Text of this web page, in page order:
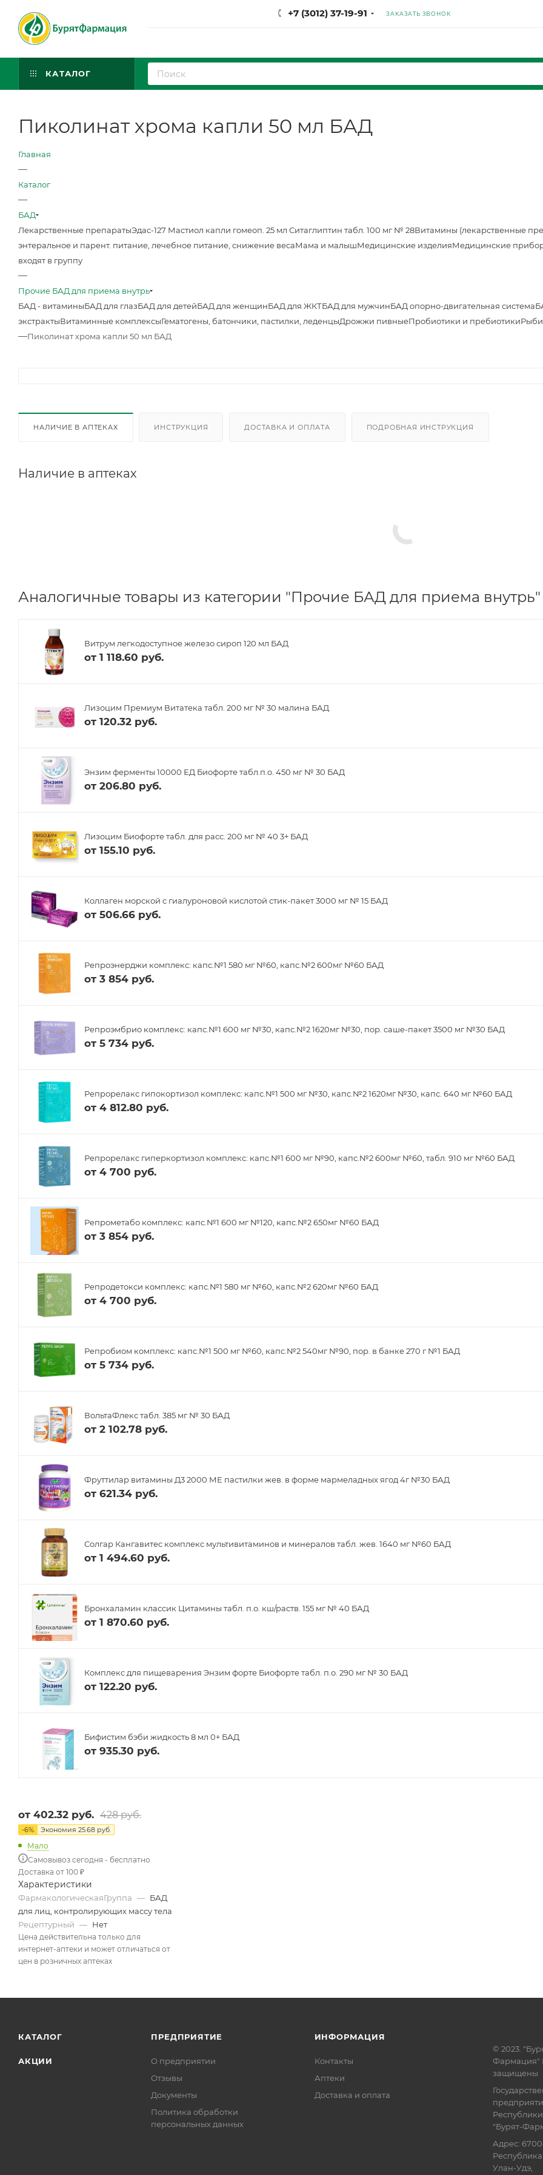
+7 (3012) 37-19-91 ЗАКАЗАТЬ ЗВОНОК
КАТАЛОГ
Пиколинат хрома капли 50 мл БАД
Главная
—
Каталог
—
БАД
Лекарственные препаратыЭдас-127 Мастиол капли гомеоп. 25 мл Ситаглиптин табл. 100 мг № 28Витамины (лекарственные
энтеральное и парент. питание, лечебное питание, снижение весаМама и малышМедицинские изделияМедицинские
входят в группу
—
Прочие БАД для приема внутрь
БАД - витаминыБАД для глазБАД для детейБАД для женщинБАД для ЖКТБАД для мужчинБАД опорно-двигательная система
экстрактыВитаминные комплексыГематогены, батончики, пастилки, леденцыДрожжи пивныеПробиотики и пребиотики
—Пиколинат хрома капли 50 мл БАД
НАЛИЧИЕ В АПТЕКАХ ИНСТРУКЦИЯ ДОСТАВКА И ОПЛАТА ПОДРОБНАЯ ИНСТРУКЦИЯ
Наличие в аптеках
Аналогичные товары из категории "Прочие БАД для приема внутрь"
Витрум легкодоступное железо сироп 120 мл БАД
от 1 118.60 руб.
Лизоцим Премиум Витатека табл. 200 мг № 30 малина БАД
от 120.32 руб.
Энзим ферменты 10000 ЕД Биофорте табл.п.о. 450 мг № 30 БАД
от 206.80 руб.
Лизоцим Биофорте табл. для расс. 200 мг № 40 3+ БАД
от 155.10 руб.
Коллаген морской с гиалуроновой кислотой стик-пакет 3000 мг № 15 БАД
от 506.66 руб.
Репроэнерджи комплекс: капс.№1 580 мг №60, капс.№2 600мг №60 БАД
от 3 854 руб.
Репроэмбрио комплекс: капс.№1 600 мг №30, капс.№2 1620мг №30, пор. саше-пакет 3500 мг №30 БАД
от 5 734 руб.
Репрорелакс гипокортизол комплекс: капс.№1 500 мг №30, капс.№2 1620мг №30, капс. 640 мг №60 БАД
от 4 812.80 руб.
Репрорелакс гиперкортизол комплекс: капс.№1 600 мг №90, капс.№2 600мг №60, табл. 910 мг №60 БАД
от 4 700 руб.
Репрометабо комплекс: капс.№1 600 мг №120, капс.№2 650мг №60 БАД
от 3 854 руб.
Репродетокси комплекс: капс.№1 580 мг №60, капс.№2 620мг №60 БАД
от 4 700 руб.
Репробиом комплекс: капс.№1 500 мг №60, капс.№2 540мг №90, пор. в банке 270 г №1 БАД
от 5 734 руб.
ВольтаФлекс табл. 385 мг № 30 БАД
от 2 102.78 руб.
Фруттилар витамины Д3 2000 МЕ пастилки жев. в форме мармеладных ягод 4г №30 БАД
от 621.34 руб.
Солгар Кангавитес комплекс мультивитаминов и минералов табл. жев. 1640 мг №60 БАД
от 1 494.60 руб.
Бронхаламин классик Цитамины табл. п.о. кш/раств. 155 мг № 40 БАД
от 1 870.60 руб.
Комплекс для пищеварения Энзим форте Биофорте табл. п.о. 290 мг № 30 БАД
от 122.20 руб.
Бифистим бэби жидкость 8 мл 0+ БАД
от 935.30 руб.
от 402.32 руб. 428 руб.
-6% Экономия 25.68 руб.
Мало
Самовывоз сегодня - бесплатно
Доставка от 100 ₽
Характеристики
ФармакологическаяГруппа — БАД
для лиц, контролирующих массу тела
Рецептурный — Нет
Цена действительна только для
интернет-аптеки и может отличаться от
цен в розничных аптеках
КАТАЛОГ
АКЦИИ
ПРЕДПРИЯТИЕ
О предприятии
Отзывы
Документы
Политика обработки
персональных данных
ИНФОРМАЦИЯ
Контакты
Аптеки
Доставка и оплата
© 2023.
Фармация"
защищены
"Бурят-
Адрес:
Республика
Улан-Удэ,